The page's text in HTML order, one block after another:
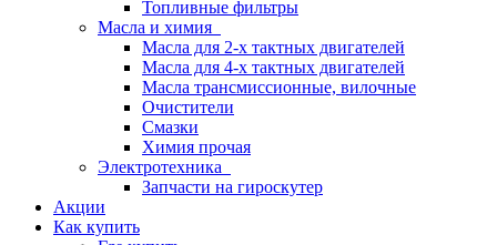
Топливные фильтры
Масла и химия
Масла для 2-х тактных двигателей
Масла для 4-х тактных двигателей
Масла трансмиссионные, вилочные
Очистители
Смазки
Химия прочая
Электротехника
Запчасти на гироскутер
Акции
Как купить